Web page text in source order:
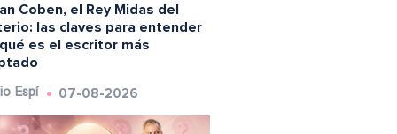
Coben, el Rey Midas del
las claves para entender
es el escritor más
Espí 07-08-2026